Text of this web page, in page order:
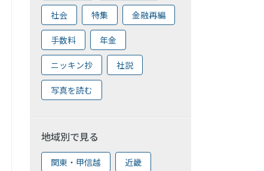
社会 特集 金融再編
手数料 年金
ニッキン抄 社説
写真を読む
地域別で見る
関東・甲信越 近畿